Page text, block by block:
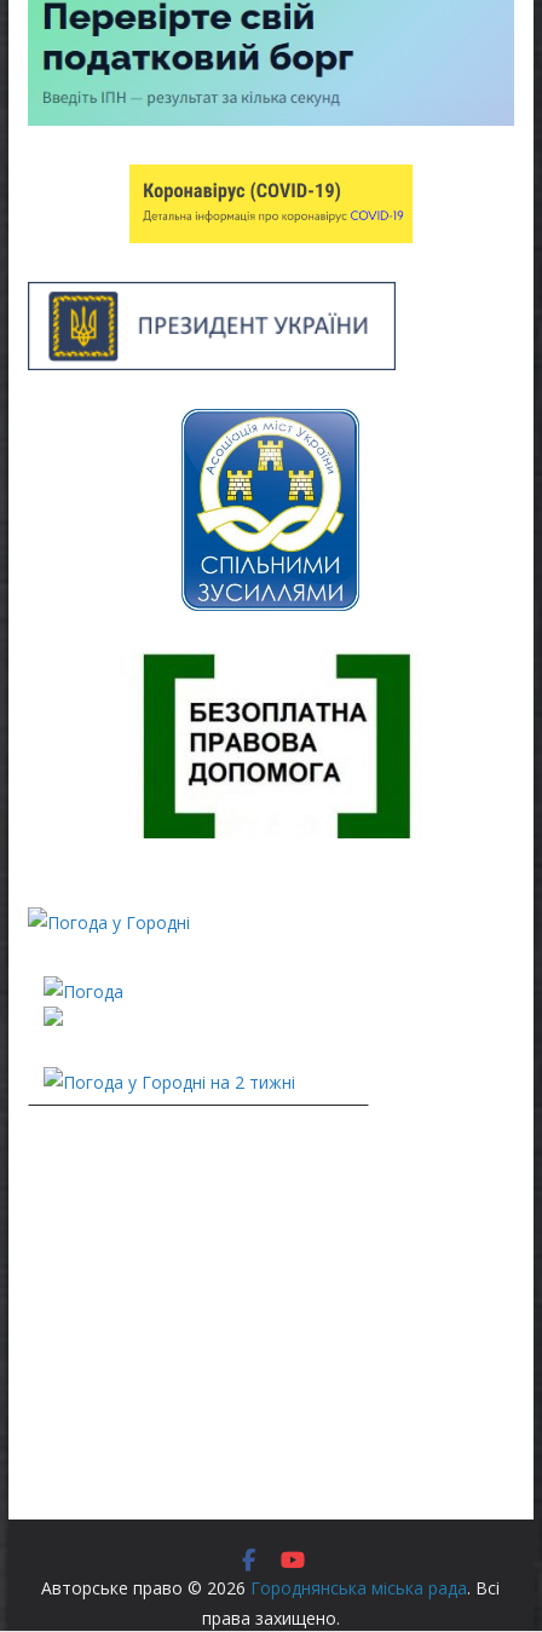
Авторське право © 2026 Городнянська міська рада. Всі
права захищено.